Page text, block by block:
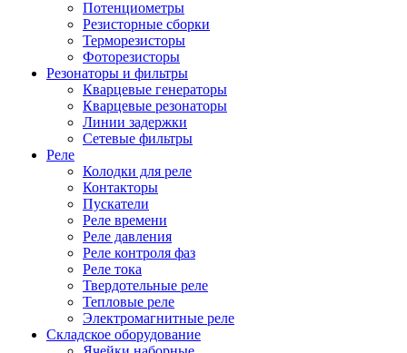
Потенциометры
Резисторные сборки
Терморезисторы
Фоторезисторы
Резонаторы и фильтры
Кварцевые генераторы
Кварцевые резонаторы
Линии задержки
Сетевые фильтры
Реле
Колодки для реле
Контакторы
Пускатели
Реле времени
Реле давления
Реле контроля фаз
Реле тока
Твердотельные реле
Тепловые реле
Электромагнитные реле
Складское оборудование